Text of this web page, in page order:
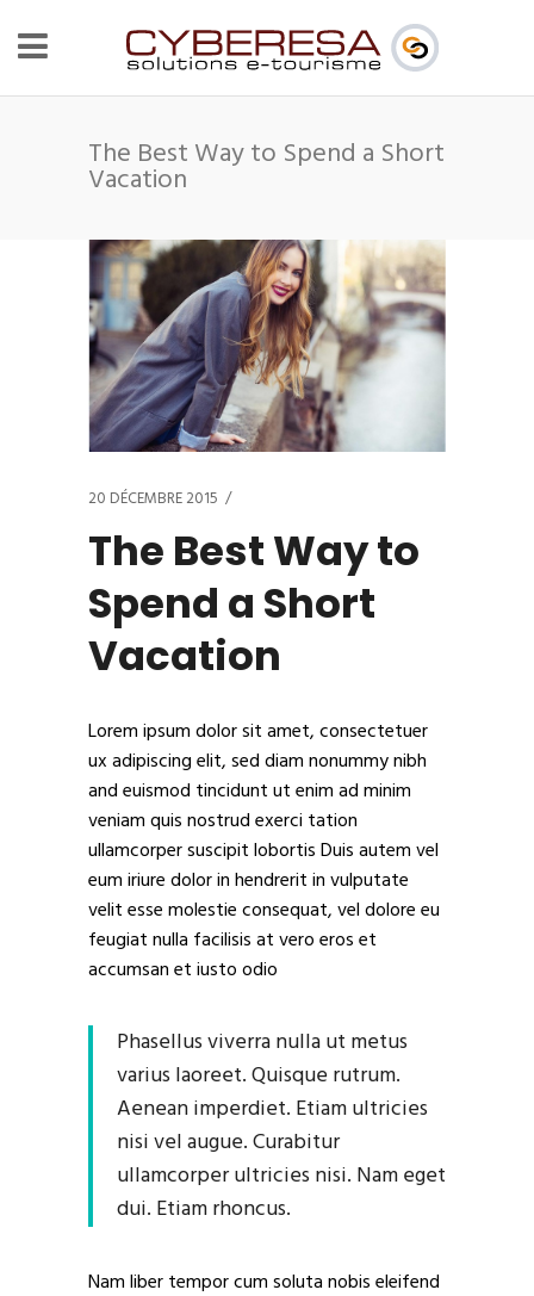
The Best Way to Spend a Short
Vacation
20 DÉCEMBRE 2015
The Best Way to
Spend a Short
Vacation
Lorem ipsum dolor sit amet, consectetuer
ux adipiscing elit, sed diam nonummy nibh
and euismod tincidunt ut enim ad minim
veniam quis nostrud exerci tation
ullamcorper suscipit lobortis Duis autem vel
eum iriure dolor in hendrerit in vulputate
velit esse molestie consequat, vel dolore eu
feugiat nulla facilisis at vero eros et
accumsan et iusto odio
Phasellus viverra nulla ut metus
varius laoreet. Quisque rutrum.
Aenean imperdiet. Etiam ultricies
nisi vel augue. Curabitur
ullamcorper ultricies nisi. Nam eget
dui. Etiam rhoncus.
Nam liber tempor cum soluta nobis eleifend